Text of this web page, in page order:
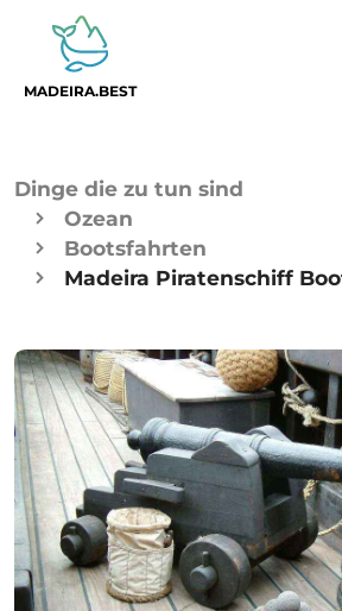
MADEIRA.BEST
Dinge die zu tun sind
Ozean
Bootsfahrten
Madeira Piratenschiff